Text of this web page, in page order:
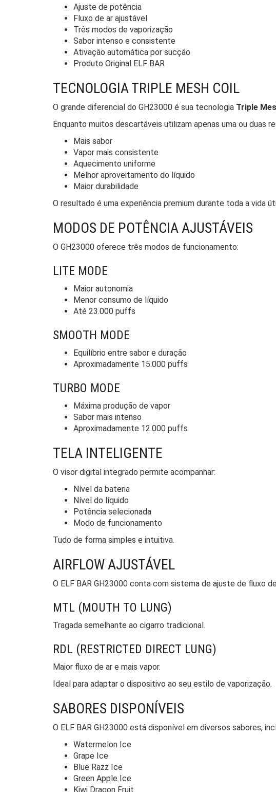
Ajuste de potência
Fluxo de ar ajustável
Três modos de vaporização
Sabor intenso e consistente
Ativação automática por sucção
Produto Original ELF BAR
TECNOLOGIA TRIPLE MESH COIL
O grande diferencial do GH23000 é sua tecnologia Triple
Enquanto muitos descartáveis utilizam apenas uma ou duas
Mais sabor
Vapor mais consistente
Aquecimento uniforme
Melhor aproveitamento do líquido
Maior durabilidade
O resultado é uma experiência premium durante toda a vida
MODOS DE POTÊNCIA AJUSTÁVEIS
O GH23000 oferece três modos de funcionamento:
LITE MODE
Maior autonomia
Menor consumo de líquido
Até 23.000 puffs
SMOOTH MODE
Equilíbrio entre sabor e duração
Aproximadamente 15.000 puffs
TURBO MODE
Máxima produção de vapor
Sabor mais intenso
Aproximadamente 12.000 puffs
TELA INTELIGENTE
O visor digital integrado permite acompanhar:
Nível da bateria
Nível do líquido
Potência selecionada
Modo de funcionamento
Tudo de forma simples e intuitiva.
AIRFLOW AJUSTÁVEL
O ELF BAR GH23000 conta com sistema de ajuste de fluxo
MTL (MOUTH TO LUNG)
Tragada semelhante ao cigarro tradicional.
RDL (RESTRICTED DIRECT LUNG)
Maior fluxo de ar e mais vapor.
Ideal para adaptar o dispositivo ao seu estilo de vaporização.
SABORES DISPONÍVEIS
O ELF BAR GH23000 está disponível em diversos sabores,
Watermelon Ice
Grape Ice
Blue Razz Ice
Green Apple Ice
Kiwi Dragon Fruit